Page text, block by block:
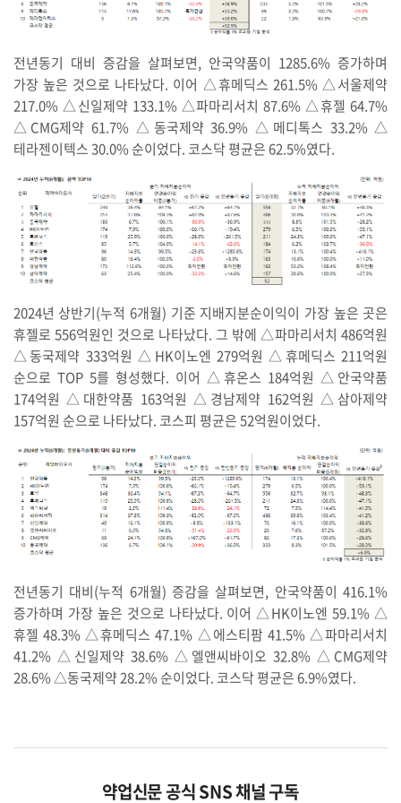
전년동기 대비 증감을 살펴보면, 안국약품이 1285.6% 증가하며
가장 높은 것으로 나타났다. 이어 △휴메딕스 261.5% △서울제약
217.0% △신일제약 133.1% △파마리서치 87.6% △휴젤 64.7%
△CMG제약 61.7% △동국제약 36.9% △메디톡스 33.2% △
테라젠이텍스 30.0% 순이었다. 코스닥 평균은 62.5%였다.
2024년 상반기(누적 6개월) 기준 지배지분순이익이 가장 높은 곳은
휴젤로 556억원인 것으로 나타났다. 그 밖에 △파마리서치 486억원
△동국제약 333억원 △HK이노엔 279억원 △휴메딕스 211억원
순으로 TOP 5를 형성했다. 이어 △휴온스 184억원 △안국약품
174억원 △대한약품 163억원 △경남제약 162억원 △삼아제약
157억원 순으로 나타났다. 코스피 평균은 52억원이었다.
전년동기 대비(누적 6개월) 증감을 살펴보면, 안국약품이 416.1%
증가하며 가장 높은 것으로 나타났다. 이어 △HK이노엔 59.1% △
휴젤 48.3% △휴메딕스 47.1% △에스티팜 41.5% △파마리서치
41.2% △신일제약 38.6% △엘앤씨바이오 32.8% △CMG제약
28.6% △동국제약 28.2% 순이었다. 코스닥 평균은 6.9%였다.
약업신문 공식 SNS 채널 구독